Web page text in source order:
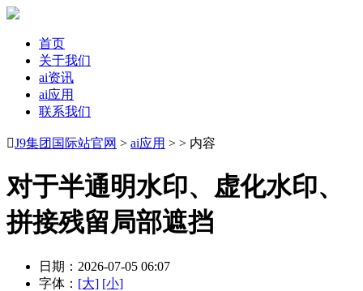
首页
关于我们
ai资讯
ai应用
联系我们
J9集团国际站官网 > ai应用 > > 内容
对于半通明水印、虚化水印、
拼接残留局部遮挡
日期：2026-07-05 06:07
字体： [大] [小]